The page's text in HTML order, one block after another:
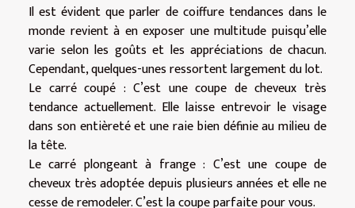
Il est évident que parler de coiffure tendances dans le
monde revient à en exposer une multitude puisqu’elle
varie selon les goûts et les appréciations de chacun.
Cependant, quelques-unes ressortent largement du lot.
Le carré coupé : C’est une coupe de cheveux très
tendance actuellement. Elle laisse entrevoir le visage
dans son entièreté et une raie bien définie au milieu de
la tête.
Le carré plongeant à frange : C’est une coupe de
cheveux très adoptée depuis plusieurs années et elle ne
cesse de remodeler. C’est la coupe parfaite pour vous.